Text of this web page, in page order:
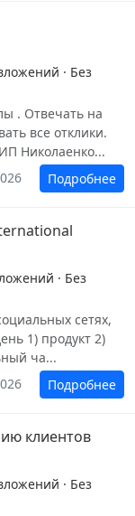
· Без
. Отвечать на
все отклики.
Николаенко...
Подробнее
· Без
сетях,
1) продукт 2)
ча...
Подробнее
клиентов
· Без